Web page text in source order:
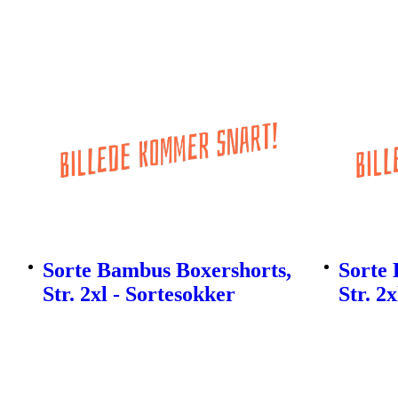
Sorte Bambus Boxershorts,
Str. 2xl - Sortesokker
Sorte
Str.